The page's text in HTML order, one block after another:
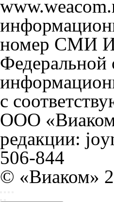
номер СМИ
Федеральной
с
ООО
редакции:
506-844
© «Виаком»